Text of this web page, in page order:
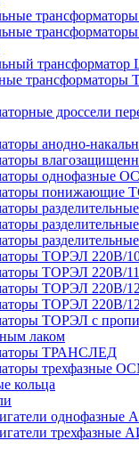
трансформатор
трансформаторы
дроссели
анодно-
однофазные
понижающие
ТОРЭЛ 220В/
ТОРЭЛ 220В/
ТОРЭЛ 220В/
ТОРЭЛ 220В/
ТОРЭЛ с
лаком
ТРАНСЛЕД
трехфазные
кольца
однофазные
трехфазные